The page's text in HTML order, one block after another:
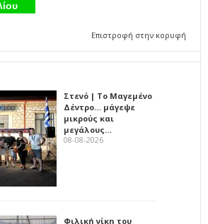
Επιστροφή στην κορυφή
Στενό | Το Μαγεμένο
Δέντρο… μάγεψε
μικρούς και
μεγάλους…
08-08-2026
Φιλική νίκη του